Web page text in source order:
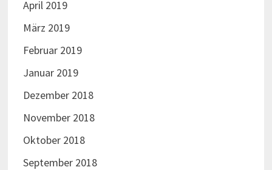
April 2019
März 2019
Februar 2019
Januar 2019
Dezember 2018
November 2018
Oktober 2018
September 2018